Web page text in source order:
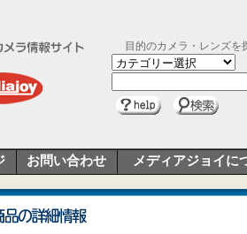
目的のカメラ・レンズを
お問い合わせ メディアジョイに